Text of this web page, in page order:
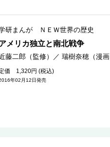
研まんが ＮＥＷ世界の歴史
メリカ独立と南北戦争
藤二郎（監修） ／ 瑞樹奈穂（漫画
価 1,320円 (税込)
年02月12日発売